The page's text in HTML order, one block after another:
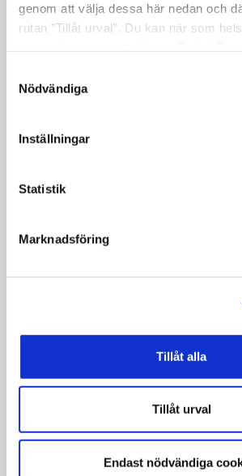
genom att välja dessa här nedan och
rutan ”Tillåt urval”. Du kan när som
"Visa detaljer" kan du läsa om hur
hur vi och våra leverantörer inhämtar
Nödvändiga
Inställningar
Statistik
Marknadsföring
Tillåt alla
Tillåt urval
Endast nödvändiga
tillsammans med
utvärdering av samtliga
minskat antal körda mil,
partikelutsläpp och mindre
Botkyrka, Haninge, Huddinge,
Nynäshamn, Salem, Södertälje
FAKTA
En vanlig månad på
1 126 400 kg livsmedel, fördelat
Distributionscentralen
med lastbilar som körs på
på Diesel Evolution, som
Uppdaterad: 2020-04-15